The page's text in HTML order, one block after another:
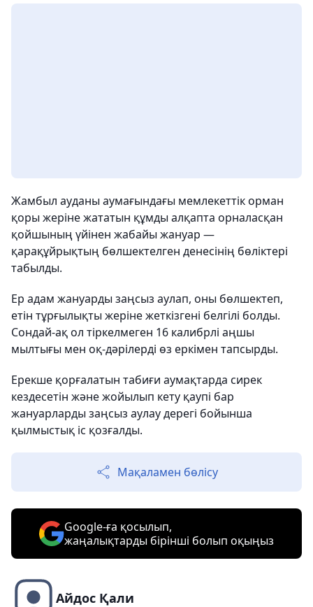
Жамбыл ауданы аумағындағы мемлекеттік орман
қоры жеріне жататын құмды алқапта орналасқан
қойшының үйінен жабайы жануар —
қарақұйрықтың бөлшектелген денесінің бөліктері
табылды.
Ер адам жануарды заңсыз аулап, оны бөлшектеп,
етін тұрғылықты жеріне жеткізгені белгілі болды.
Сондай-ақ ол тіркелмеген 16 калибрлі аңшы
мылтығы мен оқ-дәрілерді өз еркімен тапсырды.
Ерекше қорғалатын табиғи аумақтарда сирек
кездесетін және жойылып кету қаупі бар
жануарларды заңсыз аулау дерегі бойынша
қылмыстық іс қозғалды.
Мақаламен бөлісу
Google-ға қосылып,
жаңалықтарды бірінші болып оқыңыз
Айдос Қали